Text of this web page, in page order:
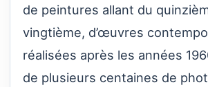
de peintures allant du
vingtième, d’œuvres
réalisées après les années
de plusieurs centaines de